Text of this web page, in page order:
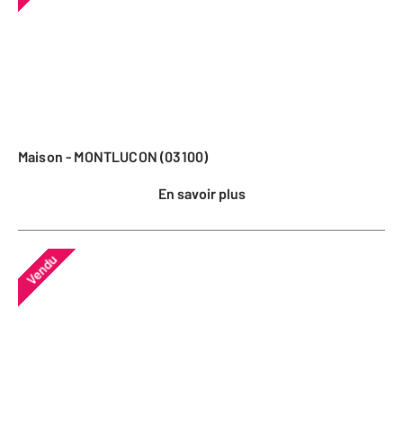
Maison - MONTLUCON (03100)
En savoir plus
Vendu